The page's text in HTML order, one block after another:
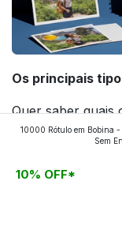
Os principais
Quer saber quais
aplicados nos
continue a
10000 Rótulo em Bobina
Sem
10% OFF*